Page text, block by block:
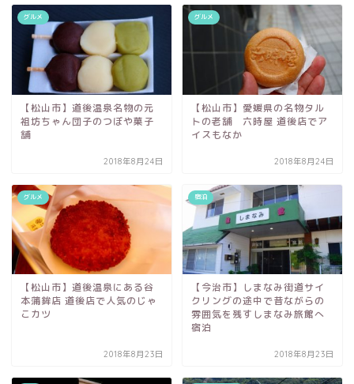
グルメ
【松山市】道後温泉名物の元
祖坊ちゃん団子のつぼや菓子
舗
2018年8月24日
グルメ
【松山市】愛媛県の名物タル
トの老舗 六時屋 道後店でア
イスもなか
2018年8月24日
グルメ
【松山市】道後温泉にある谷
本蒲鉾店 道後店で人気のじゃ
こカツ
2018年8月23日
宿泊
【今治市】しまなみ街道サイ
クリングの途中で昔ながらの
雰囲気を残すしまなみ旅館へ
宿泊
2018年8月23日